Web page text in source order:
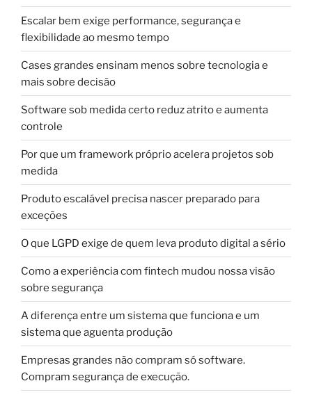
Escalar bem exige performance, segurança e
flexibilidade ao mesmo tempo
Cases grandes ensinam menos sobre tecnologia e
mais sobre decisão
Software sob medida certo reduz atrito e aumenta
controle
Por que um framework próprio acelera projetos sob
medida
Produto escalável precisa nascer preparado para
exceções
O que LGPD exige de quem leva produto digital a sério
Como a experiência com fintech mudou nossa visão
sobre segurança
A diferença entre um sistema que funciona e um
sistema que aguenta produção
Empresas grandes não compram só software.
Compram segurança de execução.